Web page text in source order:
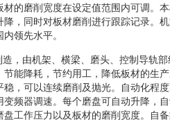
的磨削宽度在设定值范围内可调。
，同时对板材磨削进行跟踪记录。
领先水平。
，由机架、横梁、磨头、控制导轨
能降耗，节约用工，降低板材的生
，可以连续磨削及抛光。自动化程度
频器调速。每个磨盘可自动升降，
工作压力以及板材的磨削宽度。自